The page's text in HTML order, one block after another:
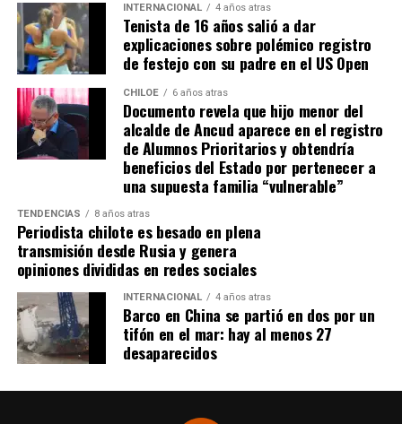
Actualmente, Gómez se encuentra en Santiago
realizando trámites y participando como invitada en
distintos medios de comunicación. Aunque aún no tiene
una fecha exacta para su viaje a Estados Unidos, donde
se administra el medicamento, indicó que esperan
realizarlo «a mediados de junio».
Cabe destacar que, pese a que se logró reunir el dinero y,
por ende, la meta se cumplió, continúan circulando por
redes sociales, eventos a beneficios de Tomás Ross.
¿Como ayudar?
Instagram, Dante_contra_duchenne
Fernando Jara (padre)
19.968.680-1
Banco Falabella, cuenta corriente
11510154944
fernandokine1998@gmail.com
INTERNACIONAL 4 años atras
Tenista de 16 años salió a dar
explicaciones sobre polémico registro
de festejo con su padre en el US Open
CHILOE 6 años atras
Documento revela que hijo menor del
alcalde de Ancud aparece en el registro
de Alumnos Prioritarios y obtendría
beneficios del Estado por pertenecer a
una supuesta familia “vulnerable”
TENDENCIAS 8 años atras
Periodista chilote es besado en plena
transmisión desde Rusia y genera
opiniones divididas en redes sociales
INTERNACIONAL 4 años atras
Barco en China se partió en dos por un
tifón en el mar: hay al menos 27
desaparecidos